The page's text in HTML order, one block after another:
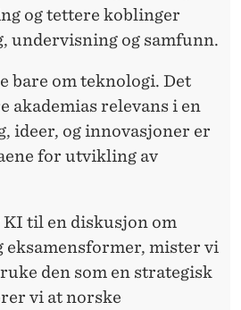
og tettere koblinger
undervisning og samfunn.
bare om teknologi. Det
akademias relevans i en
ideer, og innovasjoner er
for utvikling av
KI til en diskusjon om
mister vi
den som en strategisk
vi at norske